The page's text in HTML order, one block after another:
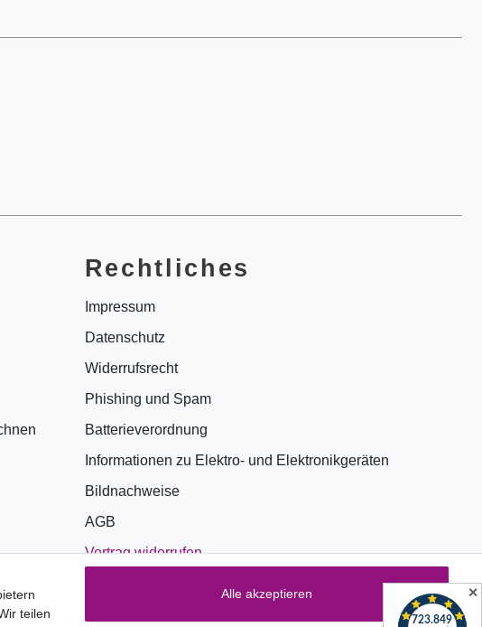
teilen
Alle akzeptieren
Rechtliches
Impressum
Datenschutz
Widerrufsrecht
Phishing und Spam
Batterieverordnung
Informationen zu Elektro- und Elektronikgeräten
Bildnachweise
AGB
Vertrag widerrufen
✕